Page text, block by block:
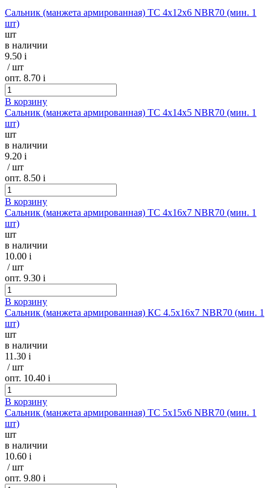
Сальник (манжета армированная) TC 4х12х6 NBR70 (мин. 1
шт)
шт
в наличии
9.50 i
/ шт
опт. 8.70 i
В корзину
Сальник (манжета армированная) TC 4х14х5 NBR70 (мин. 1
шт)
шт
в наличии
9.20 i
/ шт
опт. 8.50 i
В корзину
Сальник (манжета армированная) TC 4х16х7 NBR70 (мин. 1
шт)
шт
в наличии
10.00 i
/ шт
опт. 9.30 i
В корзину
Сальник (манжета армированная) КС 4.5х16х7 NBR70 (мин. 1
шт)
шт
в наличии
11.30 i
/ шт
опт. 10.40 i
В корзину
Сальник (манжета армированная) TC 5х15х6 NBR70 (мин. 1
шт)
шт
в наличии
10.60 i
/ шт
опт. 9.80 i